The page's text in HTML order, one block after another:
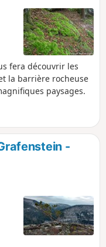
fera découvrir les
la barrière rocheuse
paysages.
-